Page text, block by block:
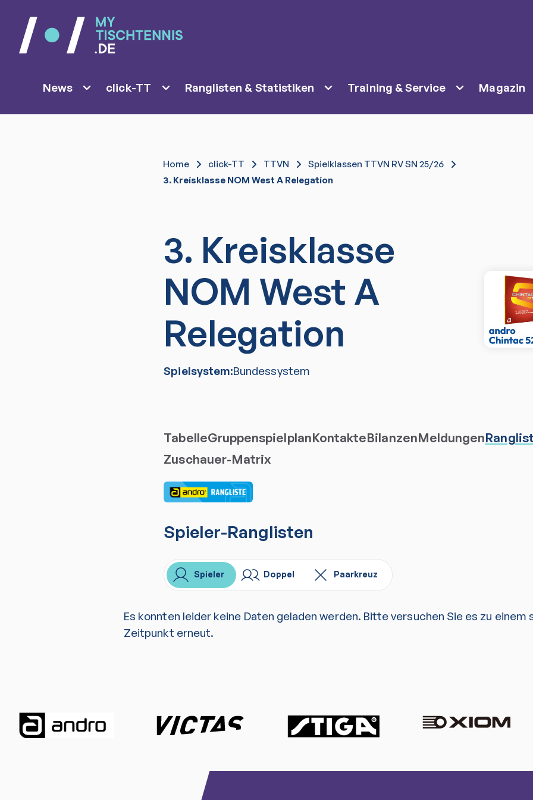
News click-TT Ranglisten & Statistiken Training & Service Magazin
Home click-TT TTVN
Spielklassen TTVN RV SN 25/26
3. Kreisklasse NOM West A Relegation
3. Kreisklasse
NOM West A
Relegation
Spielsystem:Bundessystem
TabelleGruppenspielplanKontakteBilanzenMeldungen
Zuschauer-Matrix
Spieler-Ranglisten
Spieler Doppel Paarkreuz
Es konnten leider keine Daten geladen werden. Bitte versuchen Sie es zu einem
Zeitpunkt erneut.